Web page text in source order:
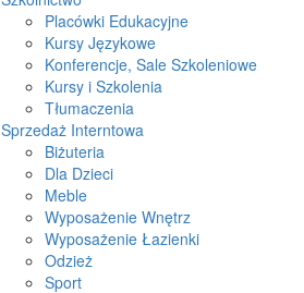
Placówki Edukacyjne
Kursy Językowe
Konferencje, Sale Szkoleniowe
Kursy i Szkolenia
Tłumaczenia
Sprzedaż Interntowa
Biżuteria
Dla Dzieci
Meble
Wyposażenie Wnętrz
Wyposażenie Łazienki
Odzież
Sport